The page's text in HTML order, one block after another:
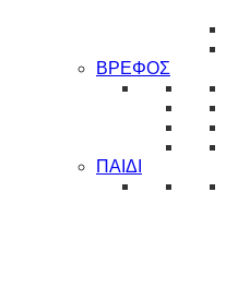
ΒΡΕΦΟΣ
ΠΑΙΔΙ